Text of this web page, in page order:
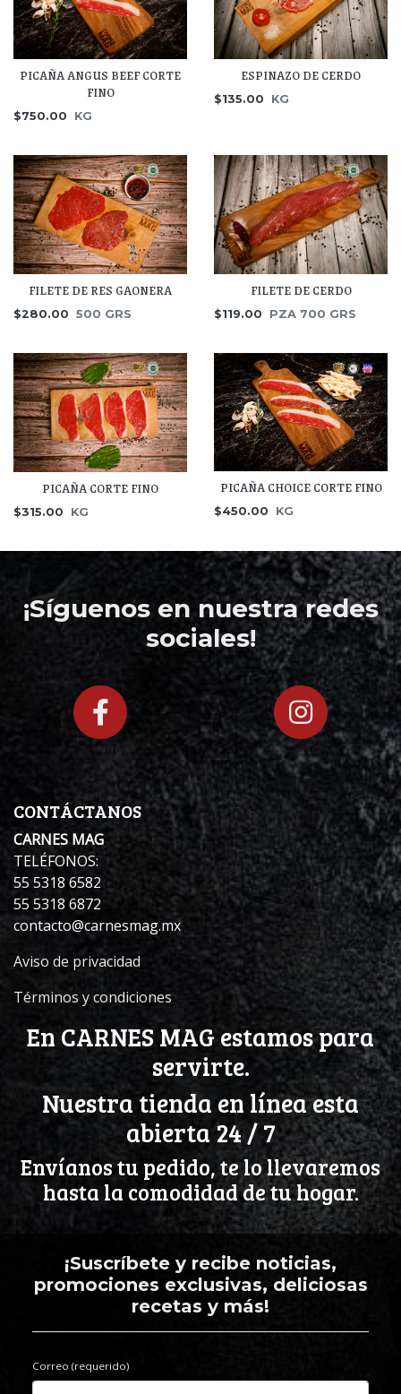
PICAÑA ANGUS BEEF CORTE
FINO
$750.00 KG
ESPINAZO DE CERDO
$135.00 KG
FILETE DE RES GAONERA
$280.00 500 GRS
FILETE DE CERDO
$119.00 PZA 700 GRS
PICAÑA CORTE FINO
$315.00 KG
PICAÑA CHOICE CORTE FINO
$450.00 KG
¡Síguenos en nuestra redes
sociales!
CONTÁCTANOS
CARNES MAG
TELÉFONOS:
55 5318 6582
55 5318 6872
contacto@carnesmag.mx
Aviso de privacidad
Términos y condiciones
En CARNES MAG estamos para
servirte.
Nuestra tienda en línea esta
abierta 24 / 7
Envíanos tu pedido, te lo llevaremos
hasta la comodidad de tu hogar.
¡Suscríbete y recibe noticias,
promociones exclusivas, deliciosas
recetas y más!
Correo (requerido)